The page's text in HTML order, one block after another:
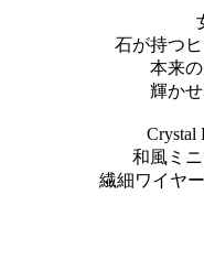
石が持つ
本来
輝か
Crystal
和風ミ
繊細ワイヤ